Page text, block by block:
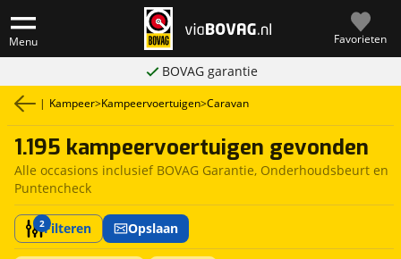
Menu Favorieten
BOVAG garantie
| Kampeer>Kampeervoertuigen>Caravan
1.195 kampeervoertuigen gevonden
Alle occasions inclusief BOVAG Garantie, Onderhoudsbeurt en
Puntencheck
2Filteren Opslaan